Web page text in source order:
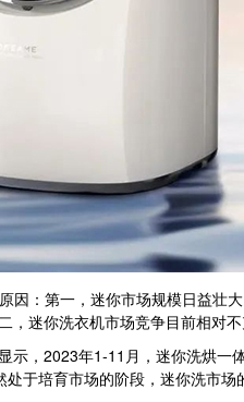
：第一，迷你市场规模日益壮
迷你洗衣机市场竞争目前相对
2023年1-11月，迷你洗烘一
于培育市场的阶段，迷你洗市